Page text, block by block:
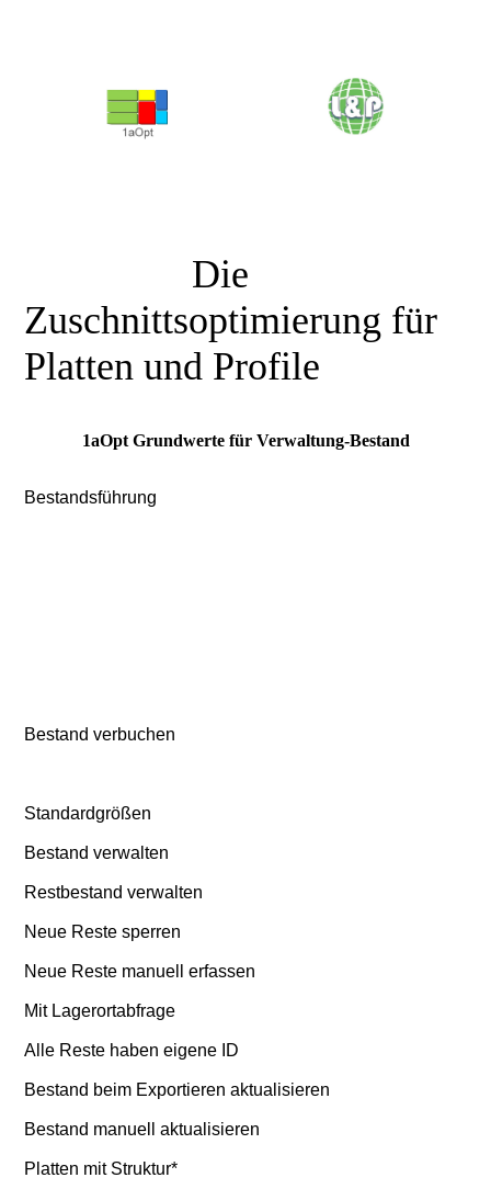
Die
Zuschnittsoptimierung für
Platten und Profile
1aOpt Grundwerte für Verwaltung-Bestand
Bestandsführung
Bestand verbuchen
Standardgrößen
Bestand verwalten
Restbestand verwalten
Neue Reste sperren
Neue Reste manuell erfassen
Mit Lagerortabfrage
Alle Reste haben eigene ID
Bestand beim Exportieren aktualisieren
Bestand manuell aktualisieren
Platten mit Struktur*